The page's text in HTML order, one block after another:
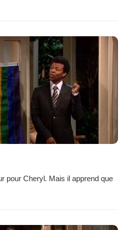
pour Cheryl. Mais il apprend que